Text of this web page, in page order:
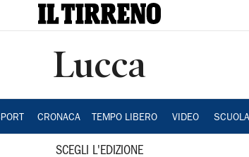
Lucca
CRONACA TEMPO LIBERO VIDEO
SCEGLI L'EDIZIONE